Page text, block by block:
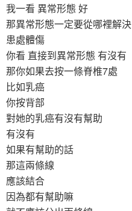
我一看 異常形態 好
那異常形態一定要從哪裡解決
患處體傷
你看 直接到異常形態 有沒有
那你如果去按一條脊椎7處
比如乳癌
你按背部
對她的乳癌有沒有幫助
有沒有
如果有幫助的話
那這兩條線
應該結合
因為都有幫助嘛